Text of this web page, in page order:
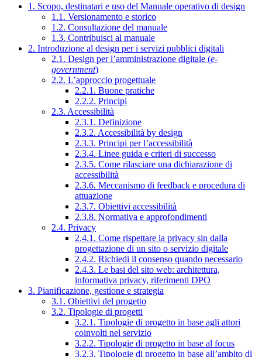
1. Scopo, destinatari e uso del Manuale operativo di design
1.1. Versionamento e storico
1.2. Consultazione del manuale
1.3. Contribuisci al manuale
2. Introduzione al design per i servizi pubblici digitali
2.1. Design per l’amministrazione digitale (e-
government)
2.2. L’approccio progettuale
2.2.1. Buone pratiche
2.2.2. Principi
2.3. Accessibilità
2.3.1. Definizione
2.3.2. Accessibilità by design
2.3.3. Principi per l’accessibilità
2.3.4. Linee guida e criteri di successo
2.3.5. Come rilasciare una dichiarazione di
accessibilità
2.3.6. Meccanismo di feedback e procedura di
attuazione
2.3.7. Obiettivi accessibilità
2.3.8. Normativa e approfondimenti
2.4. Privacy
2.4.1. Come rispettare la privacy sin dalla
progettazione di un sito o servizio digitale
2.4.2. Richiedi il consenso quando necessario
2.4.3. Le basi del sito web: architettura,
informativa privacy, riferimenti DPO
3. Pianificazione, gestione e strategia
3.1. Obiettivi del progetto
3.2. Tipologie di progetti
3.2.1. Tipologie di progetto in base agli attori
coinvolti nel servizio
3.2.2. Tipologie di progetto in base al focus
3.2.3. Tipologie di progetto in base all’ambito di